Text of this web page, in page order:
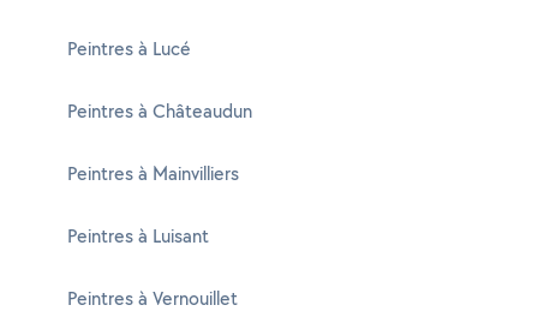
Peintres à Lucé
Peintres à Châteaudun
Peintres à Mainvilliers
Peintres à Luisant
Peintres à Vernouillet